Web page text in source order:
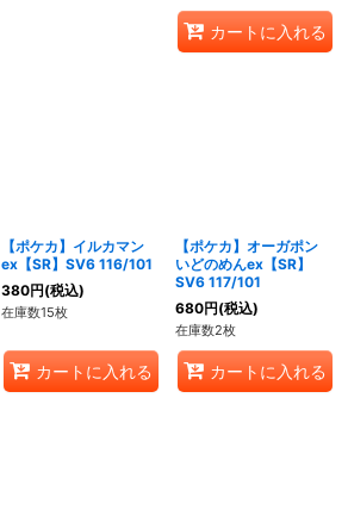
カートに入れる
【ポケカ】イルカマン
ex【SR】SV6 116/101
380円(税込)
在庫数15枚
カートに入れる
【ポケカ】オーガポン
いどのめんex【SR】
SV6 117/101
680円(税込)
在庫数2枚
カートに入れる